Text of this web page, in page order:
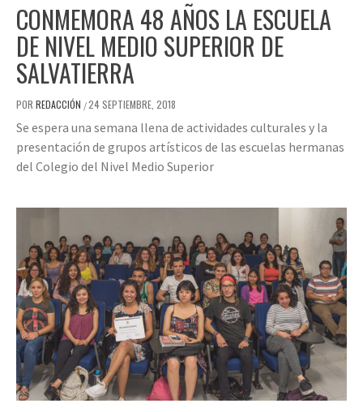
CONMEMORA 48 AÑOS LA ESCUELA
DE NIVEL MEDIO SUPERIOR DE
SALVATIERRA
POR REDACCIÓN /24 SEPTIEMBRE, 2018
Se espera una semana llena de actividades culturales y la
presentación de grupos artísticos de las escuelas hermanas
del Colegio del Nivel Medio Superior